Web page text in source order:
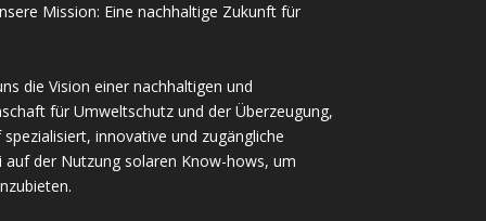
Mission: Eine nachhaltige Zukunft für
die Vision einer nachhaltigen und
für Umweltschutz und der Überzeugung,
innovative und zugängliche
auf der Nutzung solaren Know-hows, um